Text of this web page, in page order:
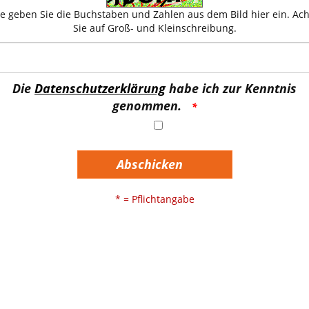
geben Sie die Buchstaben und Zahlen aus dem Bild hier ein.
Sie auf Groß- und Kleinschreibung.
Die Datenschutzerklärunghabe ich zur Kenntnis
genommen.
Abschicken
* = Pflichtangabe